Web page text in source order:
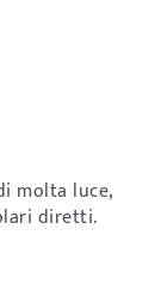
molta luce,
diretti.